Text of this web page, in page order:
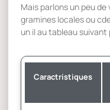
Mais parlons un peu
gramines locales ou
un il au tableau suivant
Caractristiques